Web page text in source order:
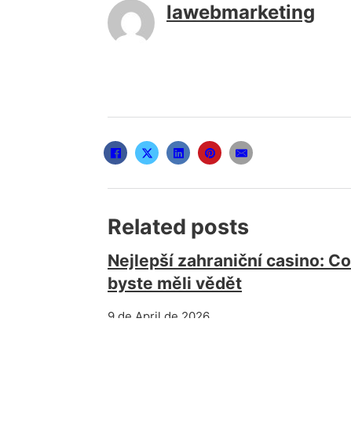
lawebmarketing
Related posts
Nejlepší zahraniční casino: Co
byste měli vědět
9 de April de 2026